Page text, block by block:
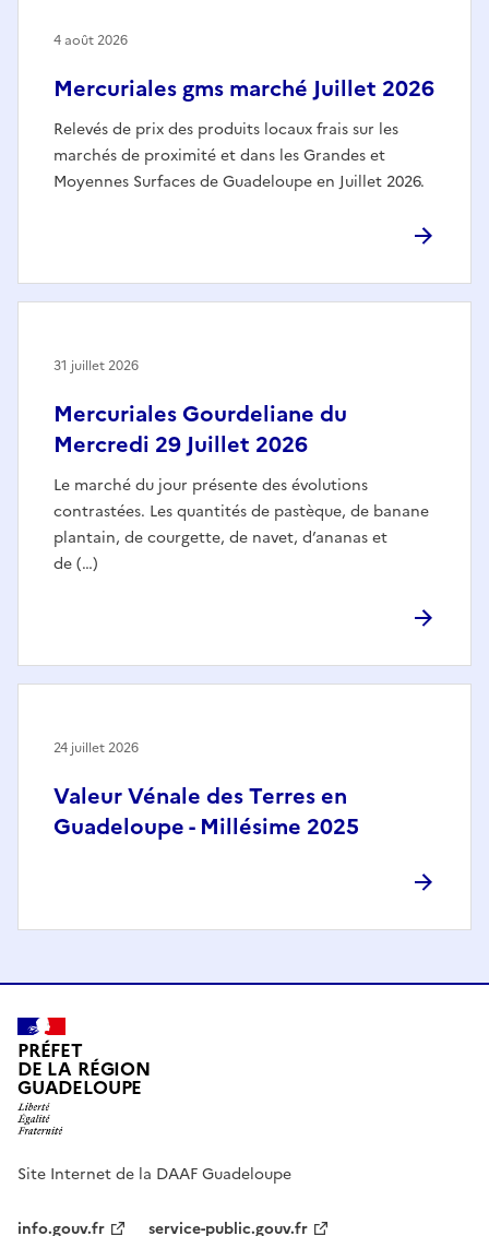
Mercuriales gms marché Juillet 2026
Relevés de prix des produits locaux frais sur les
marchés de proximité et dans les Grandes et
Moyennes Surfaces de Guadeloupe en Juillet 2026.
4 août 2026
Mercuriales Gourdeliane du
Mercredi 29 Juillet 2026
Le marché du jour présente des évolutions
contrastées. Les quantités de pastèque, de banane
plantain, de courgette, de navet, d’ananas et
de (…)
31 juillet 2026
Valeur Vénale des Terres en
Guadeloupe - Millésime 2025
24 juillet 2026
PRÉFET
DE LA RÉGION
GUADELOUPE
Site Internet de la DAAF Guadeloupe
info.gouv.fr service-public.gouv.fr